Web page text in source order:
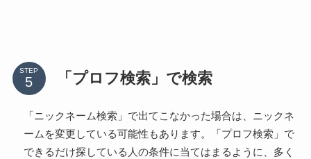
STEP 「プロフ検索」で検索
「ニックネーム検索」で出てこなかった場合は、ニックネ
ームを変更している可能性もあります。「プロフ検索」で
できるだけ探している人の条件に当てはまるように、多く